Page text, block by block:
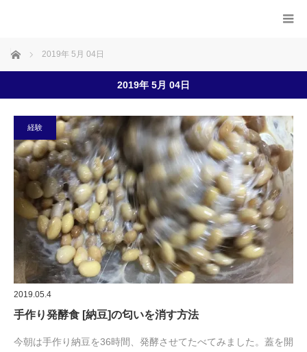
ホーム 2019年 5月 04日
2019年 5月 04日
経験
2019.05.4
手作り発酵食 [納豆]の匂いを消す方法
今朝は手作り納豆を36時間、発酵させてたべてみました。蓋を開